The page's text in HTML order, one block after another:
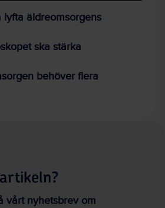
lyfta äldreomsorgens
ska stärka
behöver flera
vårt nyhetsbrev om